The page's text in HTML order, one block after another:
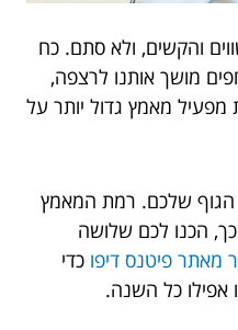
והקשים, ולא סתם. כח
מושך אותנו לרצפה,
מאמץ גדול יותר על
הגוף שלכם. רמת המאמץ
הכנו לכם שלושה
מאתר פיטנס דיפו כדי
אפילו כל השנה.